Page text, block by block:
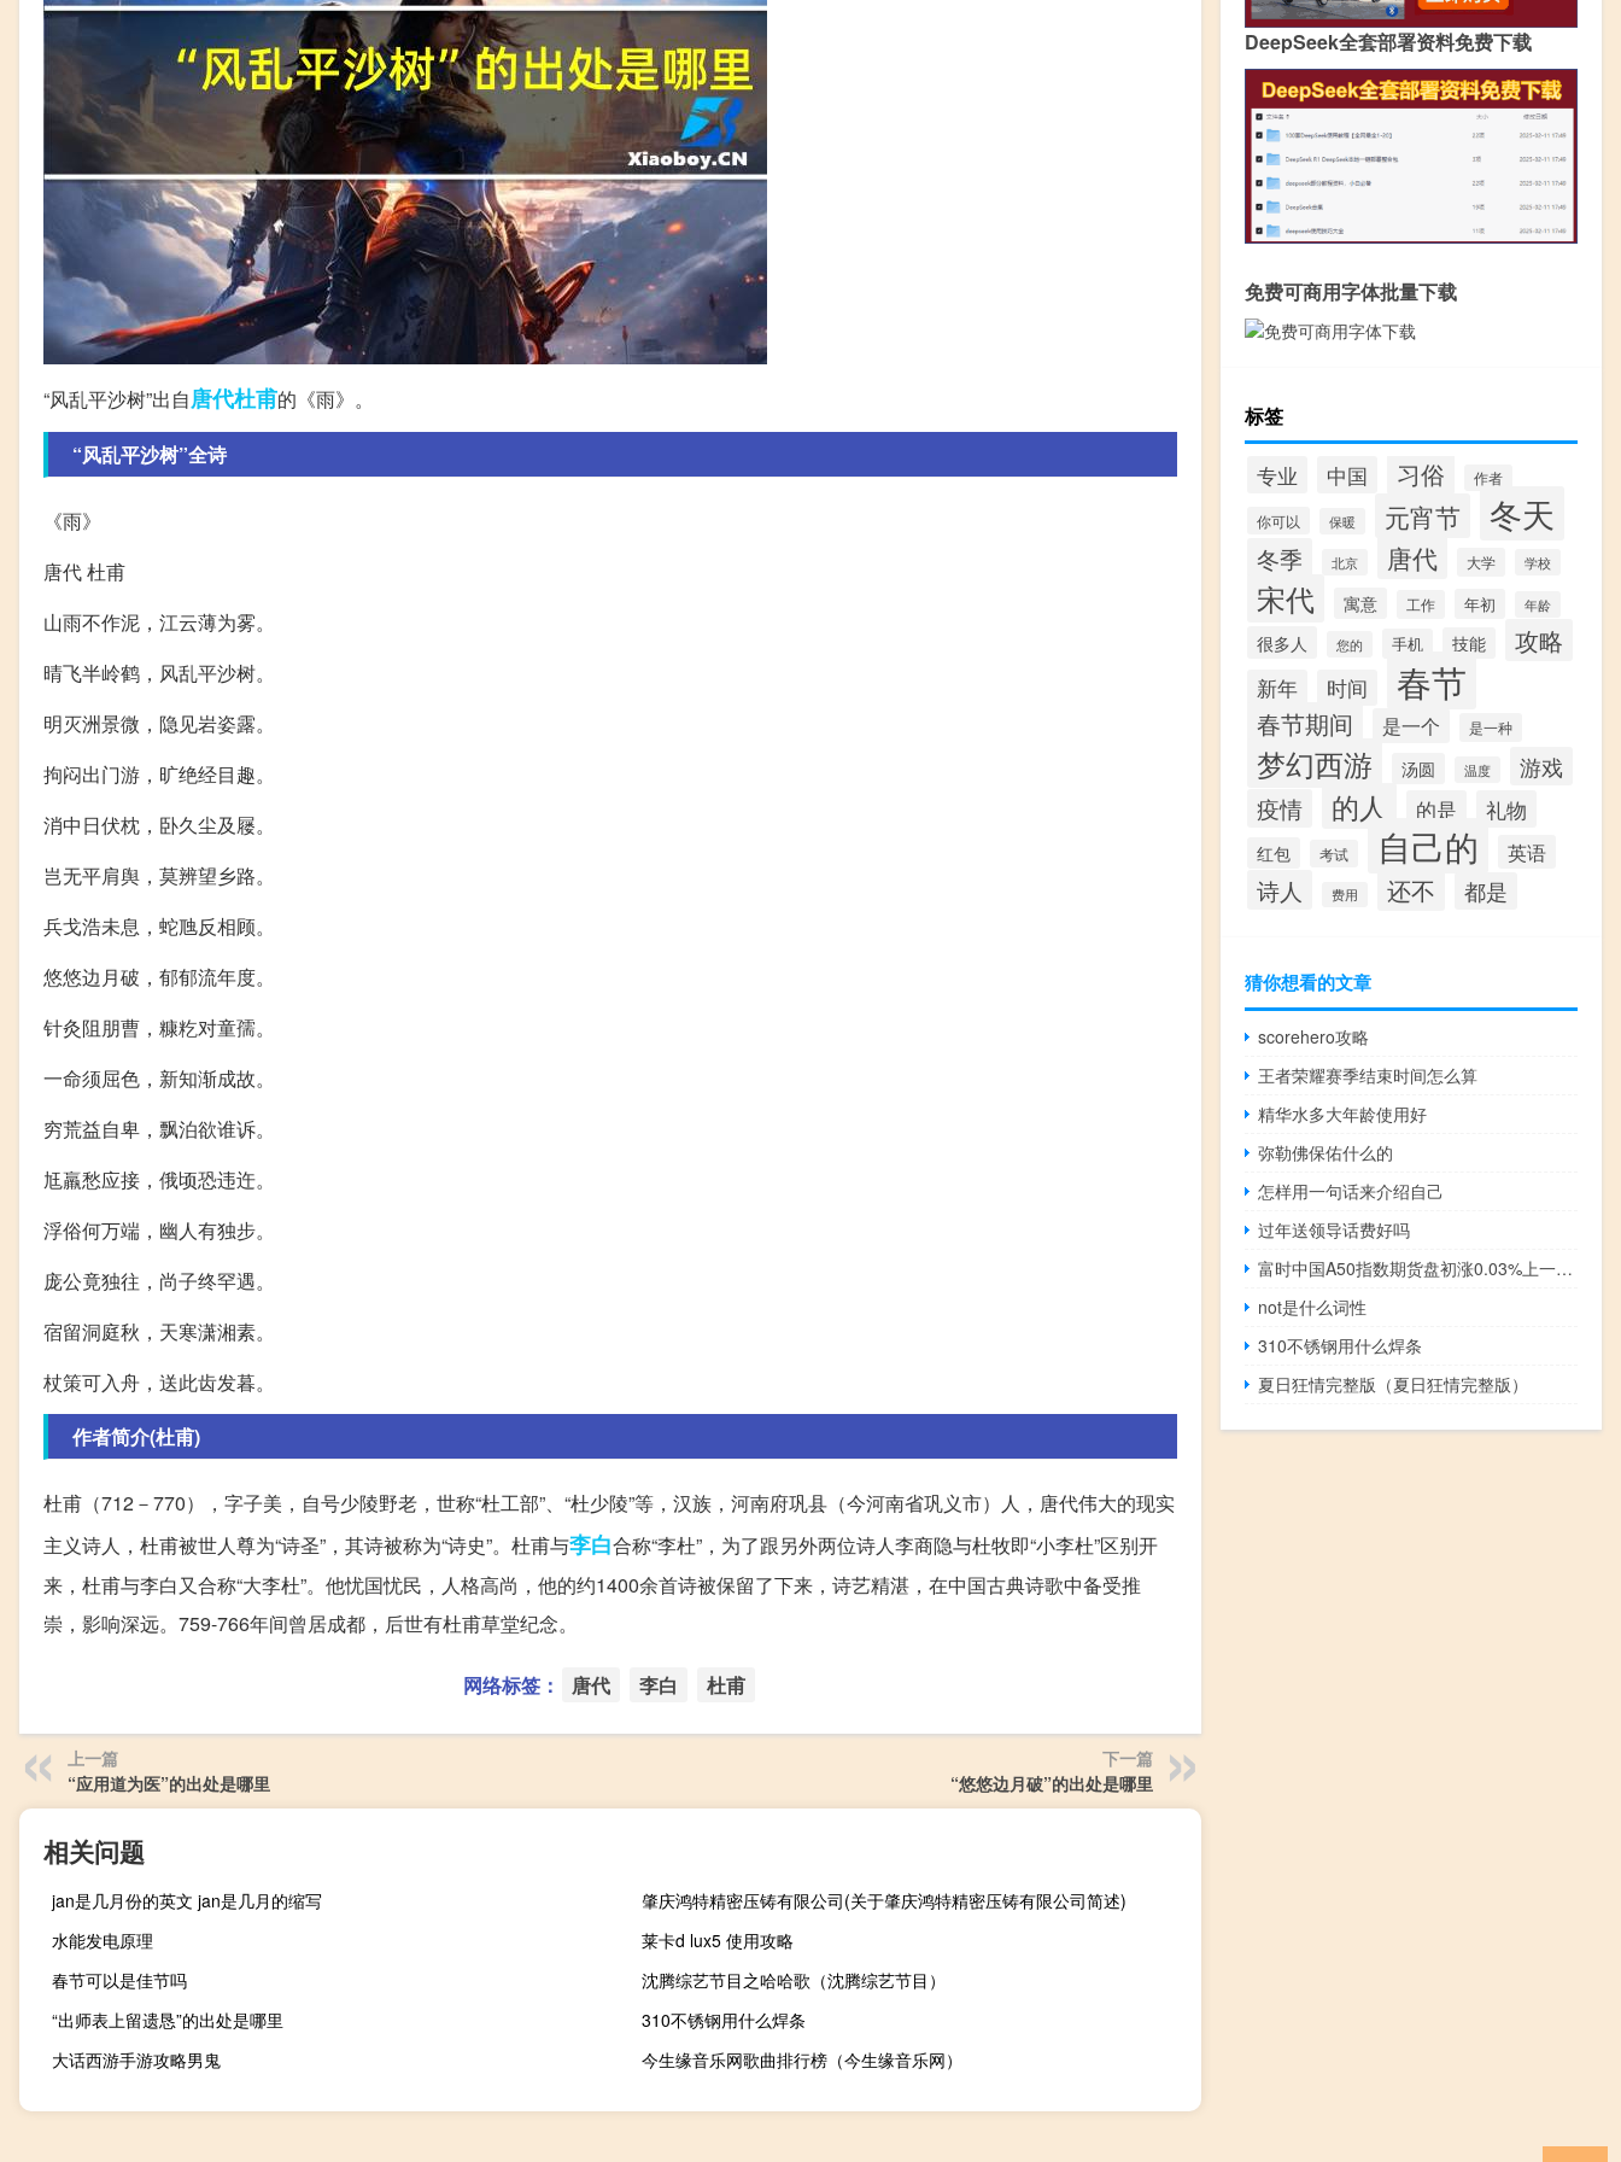
“风乱平沙树”出自唐代杜甫的《雨》。
“风乱平沙树”全诗
《雨》
唐代 杜甫
山雨不作泥，江云薄为雾。
晴飞半岭鹤，风乱平沙树。
明灭洲景微，隐见岩姿露。
拘闷出门游，旷绝经目趣。
消中日伏枕，卧久尘及屦。
岂无平肩舆，莫辨望乡路。
兵戈浩未息，蛇虺反相顾。
悠悠边月破，郁郁流年度。
针灸阻朋曹，糠籺对童孺。
一命须屈色，新知渐成故。
穷荒益自卑，飘泊欲谁诉。
尪羸愁应接，俄顷恐违迕。
浮俗何万端，幽人有独步。
庞公竟独往，尚子终罕遇。
宿留洞庭秋，天寒潇湘素。
杖策可入舟，送此齿发暮。
作者简介(杜甫)
杜甫（712－770），字子美，自号少陵野老，世称“杜工部”、“杜少陵”等，汉族，河南府巩县（今河南省巩义市）人，唐代伟大的现实
主义诗人，杜甫被世人尊为“诗圣”，其诗被称为“诗史”。杜甫与李白合称“李杜”，为了跟另外两位诗人李商隐与杜牧即“小李杜”区别开
来，杜甫与李白又合称“大李杜”。他忧国忧民，人格高尚，他的约1400余首诗被保留了下来，诗艺精湛，在中国古典诗歌中备受推
崇，影响深远。759-766年间曾居成都，后世有杜甫草堂纪念。
网络标签： 唐代 李白 杜甫
上一篇
“应用道为医”的出处是哪里
下一篇
“悠悠边月破”的出处是哪里
相关问题
jan是几月份的英文 jan是几月的缩写
肇庆鸿特精密压铸有限公司(关于肇庆鸿特精密压铸有限公司简述)
水能发电原理
莱卡d lux5 使用攻略
春节可以是佳节吗
沈腾综艺节目之哈哈歌（沈腾综艺节目）
“出师表上留遗恳”的出处是哪里
310不锈钢用什么焊条
大话西游手游攻略男鬼
今生缘音乐网歌曲排行榜（今生缘音乐网）
DeepSeek全套部署资料免费下载
免费可商用字体批量下载
标签
专业 中国 习俗 作者
你可以 保暖 元宵节 冬天
冬季 北京 唐代 大学 学校
宋代 寓意 工作 年初 年龄
很多人 您的 手机 技能 攻略
新年 时间 春节
春节期间 是一个 是一种
梦幻西游 汤圆 温度
游戏
疫情
的人 的是 礼物
红包 考试 自己的 英语
诗人 费用 还不 都是
猜你想看的文章
scorehero攻略
王者荣耀赛季结束时间怎么算
精华水多大年龄使用好
弥勒佛保佑什么的
怎样用一句话来介绍自己
过年送领导话费好吗
富时中国A50指数期货盘初涨0.03%上一交易日夜盘收涨0.06%
not是什么词性
310不锈钢用什么焊条
夏日狂情完整版（夏日狂情完整版）